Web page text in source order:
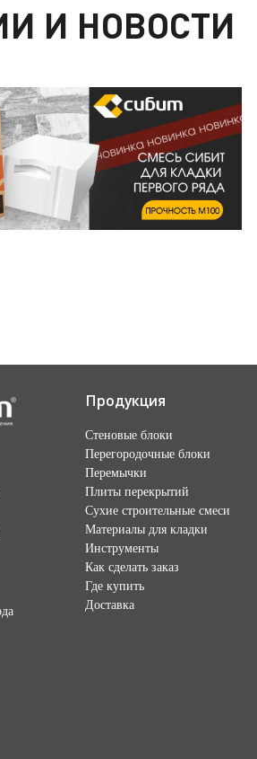
И НОВОСТИ
Продукция
Стеновые блоки
Перегородочные блоки
Перемычки
Плиты перекрытий
Сухие строительные смеси
Материалы для кладки
Инструменты
Как сделать заказ
Где купить
Доставка